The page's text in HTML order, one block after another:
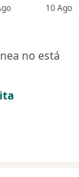
10 Ago
no está